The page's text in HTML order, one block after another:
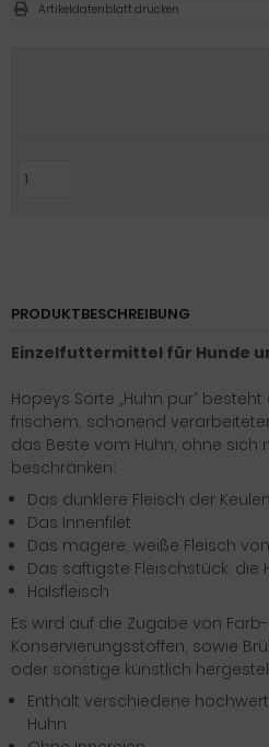
Artikeldatenblatt drucken
PRODUKTBESCHREIBUNG
Einzelfuttermittel für Hunde
Hopeys Sorte „Huhn pur“
frischem, schonend
das Beste vom Huhn, ohne sich
beschränken:
Das dunklere Fleisch der
Das Innenfilet
Das magere, weiße Fleisch
Das saftigste Fleischstück: die
Halsfleisch
Es wird auf die Zugabe von
Konservierungsstoffen, sowie
oder sonstige künstlich
Enthält verschiedene
Huhn